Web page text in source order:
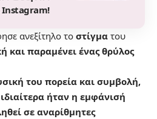
Instagram!
ανεξίτηλο το στίγμα του
και παραμένει ένας θρύλος
του πορεία και συμβολή,
ήταν η εμφάνισή
σε αναρίθμητες